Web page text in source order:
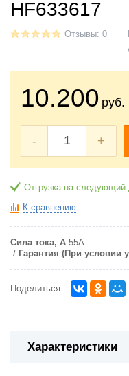
HF633617
Отзывы: 0
10.200 руб.
- +
Отгрузка на следующий
К сравнению
Сила тока, А 55А
Гарантия (При условии
Поделиться
Характеристики